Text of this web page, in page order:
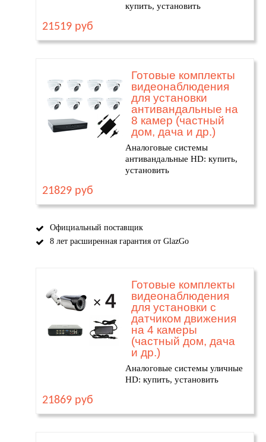
купить, установить
21519 руб
Готовые комплекты
видеонаблюдения
для установки
антивандальные на
8 камер (частный
дом, дача и др.)
Аналоговые системы
антивандальные HD: купить,
установить
21829 руб
Официальный поставщик
8 лет расширенная гарантия от GlazGo
Готовые комплекты
видеонаблюдения
для установки с
датчиком движения
на 4 камеры
(частный дом, дача
и др.)
Аналоговые системы уличные
HD: купить, установить
21869 руб